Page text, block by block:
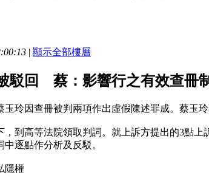
| 顯示全部樓層
駁回 蔡：影響行之有效查冊
玲因查冊被判兩項作出虛假陳述罪成。蔡玉
，到高等法院領取判詞。就上訴方提出的3點
逐點作分析及反駁。
隱權